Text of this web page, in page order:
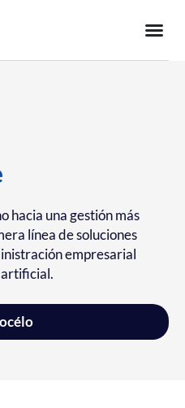
hacia una gestión más
línea de soluciones
empresarial